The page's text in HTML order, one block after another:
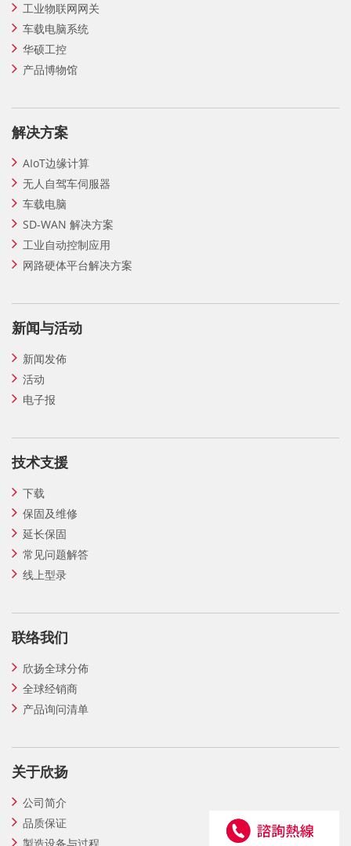
工业物联网网关
车载电脑系统
华硕工控
产品博物馆
解决方案
AIoT边缘计算
无人自驾车伺服器
车载电脑
SD-WAN 解决方案
工业自动控制应用
网路硬体平台解决方案
新闻与活动
新闻发佈
活动
电子报
技术支援
下载
保固及维修
延长保固
常见问题解答
线上型录
联络我们
欣扬全球分佈
全球经销商
产品询问清单
关于欣扬
公司简介
品质保证